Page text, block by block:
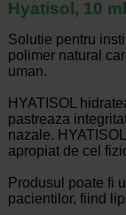
Hyatisol, 10
Solutie pentru
polimer natural
uman.
HYATISOL
pastreaza
nazale.
apropiat de cel
Produsul poate fi
pacientilor, fiind